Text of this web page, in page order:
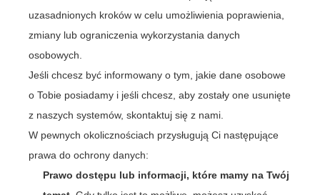
uzasadnionych kroków w celu umożliwienia poprawienia,
zmiany lub ograniczenia wykorzystania danych
osobowych.
Jeśli chcesz być informowany o tym, jakie dane osobowe
o Tobie posiadamy i jeśli chcesz, aby zostały one usunięte
z naszych systemów, skontaktuj się z nami.
W pewnych okolicznościach przysługują Ci następujące
prawa do ochrony danych:
Prawo dostępu lub informacji, które mamy na Twój